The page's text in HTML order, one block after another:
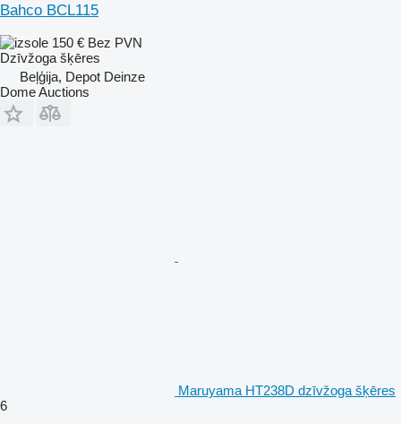
Bahco BCL115
150 € Bez PVN
Dzīvžoga šķēres
Beļģija, Depot Deinze
Dome Auctions
Maruyama HT238D dzīvžoga šķēres
6